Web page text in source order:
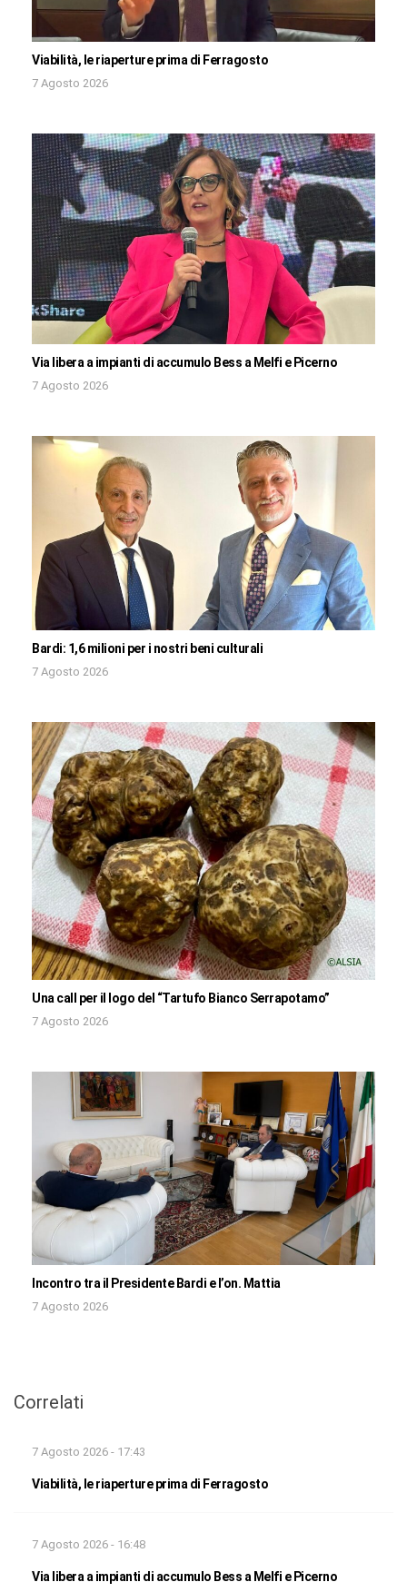
Viabilità, le riaperture prima di Ferragosto
7 Agosto 2026
Via libera a impianti di accumulo Bess a Melfi e Picerno
7 Agosto 2026
Bardi: 1,6 milioni per i nostri beni culturali
7 Agosto 2026
Una call per il logo del “Tartufo Bianco Serrapotamo”
7 Agosto 2026
Incontro tra il Presidente Bardi e l’on. Mattia
7 Agosto 2026
Correlati
7 Agosto 2026 - 17:43
Viabilità, le riaperture prima di Ferragosto
7 Agosto 2026 - 16:48
Via libera a impianti di accumulo Bess a Melfi e Picerno